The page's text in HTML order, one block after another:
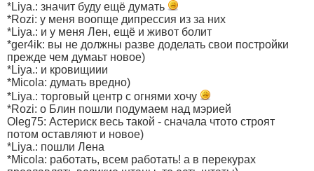
*Liya.: значит буду ещё думать
*Rozi: у меня воопще дипрессия из за них
*Liya.: и у меня Лен, ещё и живот болит
*ger4ik: вы не должны разве доделать свои постройки
прежде чем думаьт новое)
*Liya.: и кровищиии
*Micola: думать вредно)
*Liya.: торговый центр с огнями хочу
*Rozi: о Блин пошли подумаем над мэрией
Oleg75: Астериск весь такой - сначала чтото строят
потом оставляют и новое)
*Liya.: пошли Лена
*Micola: работать, всем работать! а в перекурах